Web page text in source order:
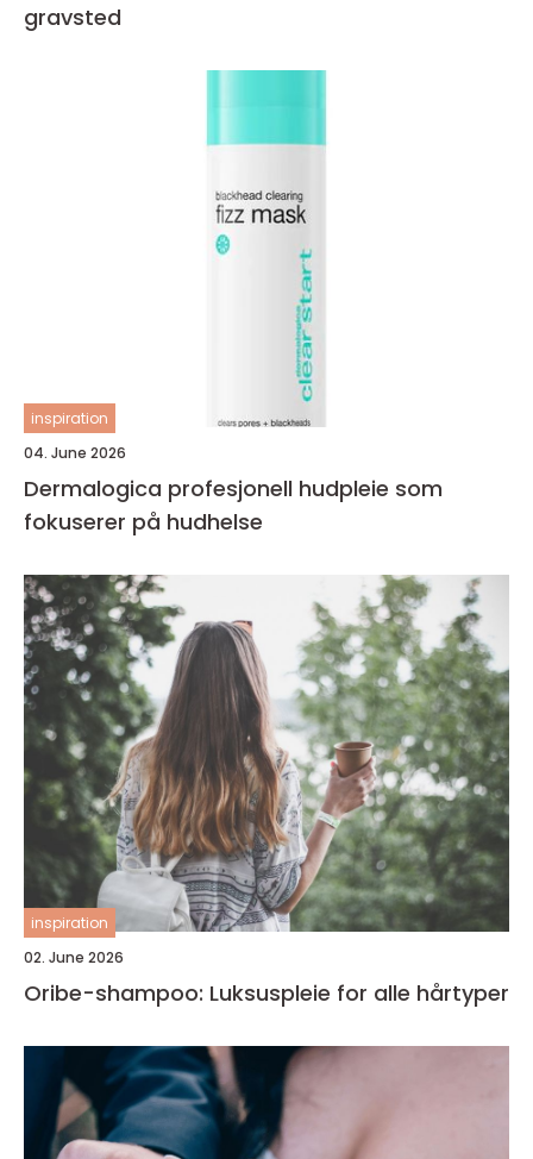
gravsted
inspiration
04. June 2026
Dermalogica profesjonell hudpleie som
fokuserer på hudhelse
inspiration
02. June 2026
Oribe-shampoo: Luksuspleie for alle hårtyper